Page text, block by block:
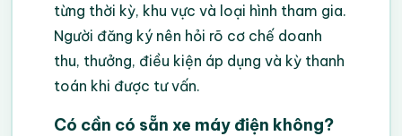
từng thời kỳ, khu vực và loại hình tham gia.
Người đăng ký nên hỏi rõ cơ chế doanh
thu, thưởng, điều kiện áp dụng và kỳ thanh
toán khi được tư vấn.
Có cần có sẵn xe máy điện không?